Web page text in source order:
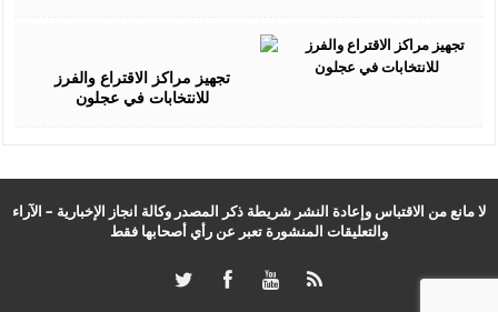
تجهيز مراكز الاقتراع والفرز
للانتخابات في عجلون
لا مانع من الاقتباس وإعادة النشر شريطة ذكر المصدر وكالة انجاز الإخبارية – الآراء
والتعليقات المنشورة تعبر عن رأي أصحابها فقط